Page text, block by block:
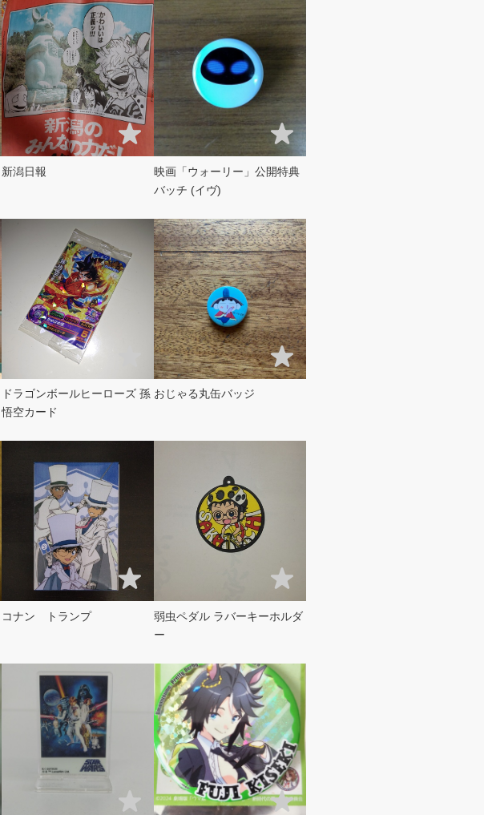
新潟日報
映画「ウォーリー」公開特典
バッチ (イヴ)
ドラゴンボールヒーローズ 孫
悟空カード
おじゃる丸缶バッジ
コナン トランプ
弱虫ペダル ラバーキーホルダ
ー